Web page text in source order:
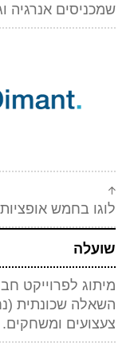
שמכניסים אנרגיה
לוגו בחמש
שועלה
מיתוג לפרוייקט
השאלה שכונתית
צעצועים ומשחקים.